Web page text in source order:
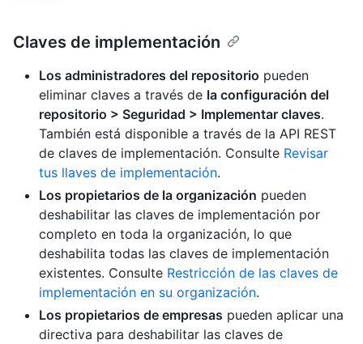
Claves de implementación
Los administradores del repositorio pueden
eliminar claves a través de la configuración del
repositorio > Seguridad > Implementar claves.
También está disponible a través de la API REST
de claves de implementación. Consulte Revisar
tus llaves de implementación.
Los propietarios de la organización pueden
deshabilitar las claves de implementación por
completo en toda la organización, lo que
deshabilita todas las claves de implementación
existentes. Consulte Restricción de las claves de
implementación en su organización.
Los propietarios de empresas pueden aplicar una
directiva para deshabilitar las claves de